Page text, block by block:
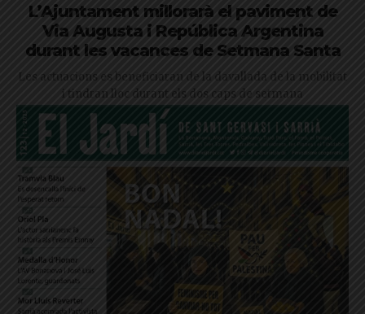
L’Ajuntament millorarà el paviment de
Via Augusta i República Argentina
durant les vacances de Setmana Santa
Les actuacions es beneficiaran de la davallada de la mobilitat
i tindran lloc durant els dos caps de setmana